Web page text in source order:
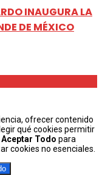
INAUGURA LA
DE MÉXICO
ofrecer contenido
qué cookies permitir
Aceptar Todo para
cookies no esenciales.